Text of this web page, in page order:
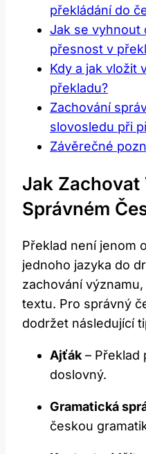
překládání do
Jak se vyhnout
přesnost v
Kdy a jak vložit
překladu?
Zachování
slovosledu při
Závěrečné
Jak Zachovat
Správném
Překlad není jenom
jednoho jazyka do
zachování
textu. Pro správný
dodržet následující
Ajťák – Překlad
doslovný.
Gramatická
českou